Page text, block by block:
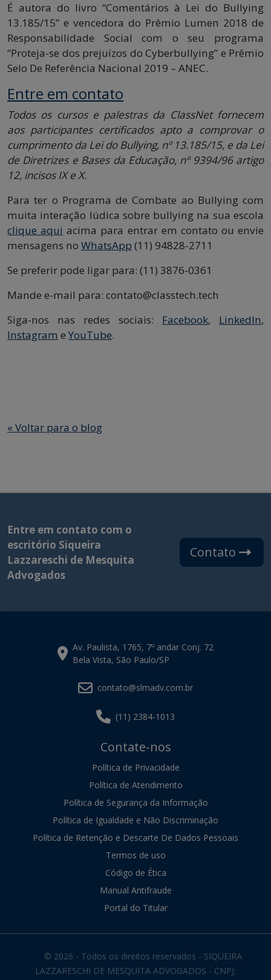
É autora do livro “Comentários à Lei do Bullying
13.185/15” e vencedora do Prêmio Lumen 2018 de
Responsabilidade Social com o seu programa
“Proteja-se dos prejuízos do Cyberbullying” e Prêmio
Selo De Referência Nacional 2019 – ANEC.
Entre em contato
Todos os cursos e palestras da ClassNet fornecem
aos participantes certificados apto a comprovar o
cumprimento da Lei do Bullying, nº 13.185/15, e da Lei
de Diretrizes e Bases da Educação, nº 9394/96 artigo
12, incisos IX e X.
Para ter o Programa de Combate ao Bullying com
muita interação lúdica sobre bullying na sua escola
clique aqui acima para entrar em contato ou envie
mensagens no WhatsApp (11) 94828-2711
Se preferir pode ligar para: (11) 3876-0361
Mande e-mail para: contato@classtech.tech
Siga-nos nas redes sociais: Facebook, LinkedIn,
Instagram e YouTube.
« Voltar para o blog
Entre em contato com o
escritório Siqueira
Lazzareschi de Mesquita
Advogados
Contato
Av. Paulista, 1765, 7º andar Conj. 72
Bela Vista, São Paulo/SP
contato@slmadv.com.br
(11) 2384-1013
Contate-nos
Política de Privacidade
Política de Atendimento
Política de Segurança da Informação
Política de Igualdade e Não Discriminação
Política de Retenção e Descarte De Dados Pessoais
Termos de uso
Código de Ética
Manual Antifraude
Portal do Titular
© 2026 - Todos os direitos reservados - SIQUEIRA
LAZZARESCHI DE MESQUITA ADVOGADOS - CNPJ: